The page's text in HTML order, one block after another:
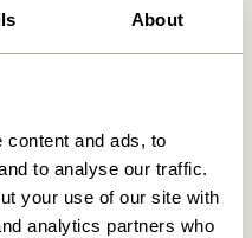
About
content and ads, to
to analyse our traffic.
your use of our site with
analytics partners who